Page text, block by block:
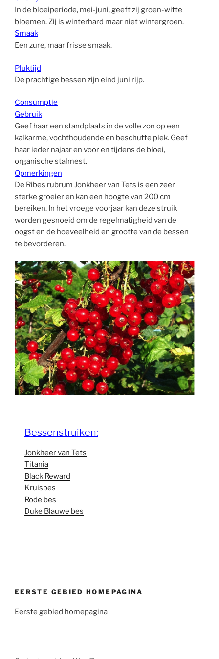
In de bloeiperiode, mei-juni, geeft zij groen-witte
bloemen. Zij is winterhard maar niet wintergroen.
Smaak
Een zure, maar frisse smaak.
Pluktijd
De prachtige bessen zijn eind juni rijp.
Consumptie
Gebruik
Geef haar een standplaats in de volle zon op een
kalkarme, vochthoudende en beschutte plek. Geef
haar ieder najaar en voor en tijdens de bloei,
organische stalmest.
Opmerkingen
De Ribes rubrum Jonkheer van Tets is een zeer
sterke groeier en kan een hoogte van 200 cm
bereiken. In het vroege voorjaar kan deze struik
worden gesnoeid om de regelmatigheid van de
oogst en de hoeveelheid en grootte van de bessen
te bevorderen.
Bessenstruiken:
Jonkheer van Tets
Titania
Black Reward
Kruisbes
Rode bes
Duke Blauwe bes
EERSTE GEBIED HOMEPAGINA
Eerste gebied homepagina